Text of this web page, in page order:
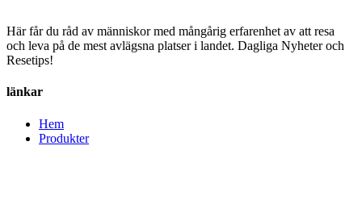
Här får du råd av människor med mångårig erfarenhet av att resa
och leva på de mest avlägsna platser i landet. Dagliga Nyheter och
Resetips!
länkar
Hem
Produkter